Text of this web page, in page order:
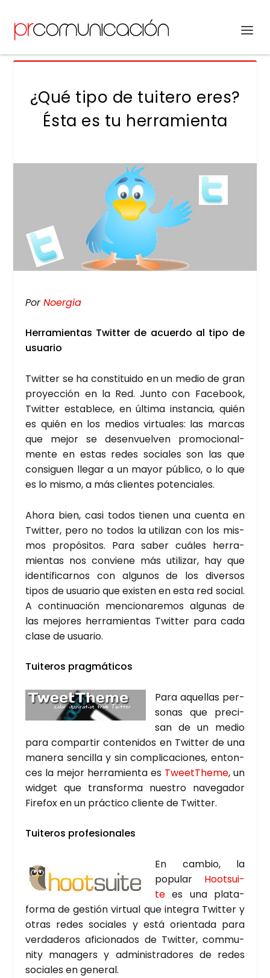
¿Qué tipo de tuitero eres?
Ésta es tu herramienta
PorNoer­gia
Herra­mien­tas Twit­ter de acuer­do al tipo de
usua­rio
Twit­ter se ha cons­ti­tui­do en un medio de gran
pro­yec­ción en la Red. Jun­to con Face­book,
Twit­ter esta­ble­ce, en últi­ma ins­tan­cia, quién
es quién en los medios vir­tua­les: las mar­cas
que mejor se des­en­vuel­ven pro­mo­cio­nal­
men­te en estas redes socia­les son las que
con­si­guen lle­gar a un mayor públi­co, o lo que
es lo mis­mo, a más clien­tes poten­cia­les.
Aho­ra bien, casi todos tie­nen una cuen­ta en
Twit­ter, pero no todos la uti­li­zan con los mis­
mos pro­pó­si­tos. Para saber cuá­les herra­
mien­tas nos con­vie­ne más uti­li­zar, hay que
iden­ti­fi­car­nos con algu­nos de los diver­sos
tipos de usua­rio que exis­ten en esta red social.
A con­ti­nua­ción men­cio­na­re­mos algu­nas de
las mejo­res herra­mien­tas Twit­ter para cada
cla­se de usua­rio.
Tui­te­ros prag­má­ti­cos
Para aque­llas per­
so­nas que pre­ci­
san de un medio
para com­par­tir con­te­ni­dos en Twit­ter de una
mane­ra sen­ci­lla y sin com­pli­ca­cio­nes, enton­
ces la mejor herra­mien­ta es TweetThe­me, un
wid­get que trans­for­ma nues­tro nave­ga­dor
Fire­fox en un prác­ti­co clien­te de Twit­ter.
Tui­te­ros pro­fe­sio­na­les
En cam­bio, la
popu­lar Hootsui­
te es una pla­ta­
for­ma de ges­tión vir­tual que inte­gra Twit­ter y
otras redes socia­les y está orien­ta­da para
ver­da­de­ros afi­cio­na­dos de Twit­ter, com­mu­
nity mana­gers y admi­nis­tra­do­res de redes
socia­les en gene­ral.